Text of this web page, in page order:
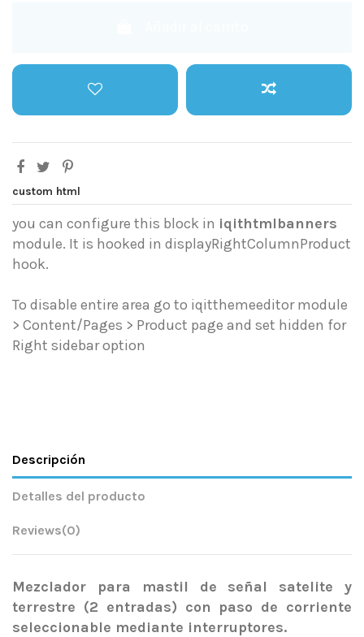
custom html
you can configure this block in iqithtmlbanners
module. It is hooked in displayRightColumnProduct
hook.
To disable entire area go to iqitthemeeditor module
> Content/Pages > Product page and set hidden for
Right sidebar option
Descripción
Detalles del producto
Reviews(0)
Mezclador para mastil de señal satelite y
terrestre (2 entradas) con paso de corriente
seleccionable mediante interruptores.